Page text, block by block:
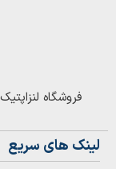
فروشگاه
لینک های سریع